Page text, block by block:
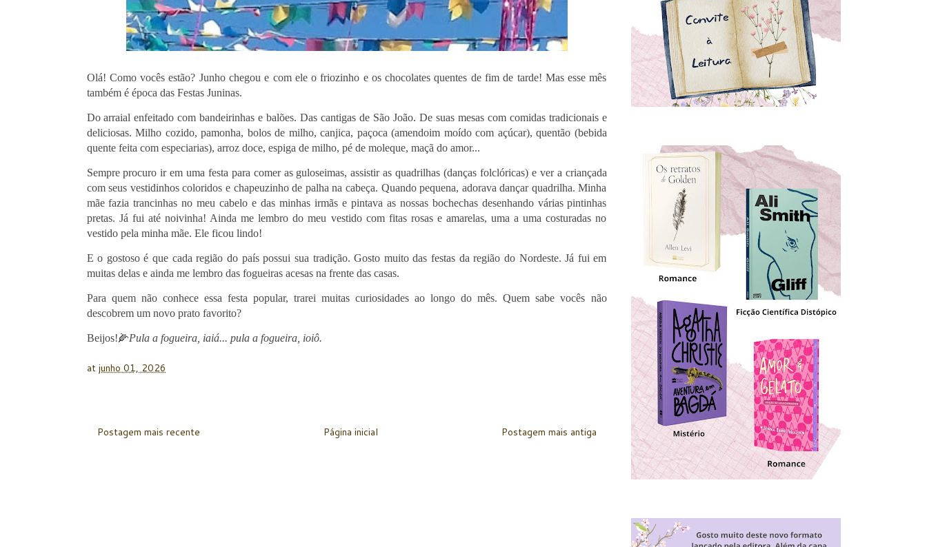
Olá! Como vocês estão? Junho chegou e com ele o friozinho e os chocolates quentes de fim de tarde! Mas esse mês
também é época das Festas Juninas.
Do arraial enfeitado com bandeirinhas e balões. Das cantigas de São João. De suas mesas com comidas tradicionais e
deliciosas. Milho cozido, pamonha, bolos de milho, canjica, paçoca (amendoim moído com açúcar), quentão (bebida
quente feita com especiarias), arroz doce, espiga de milho, pé de moleque, maçã do amor...
Sempre procuro ir em uma festa para comer as guloseimas, assistir as quadrilhas (danças folclóricas) e ver a criançada
com seus vestidinhos coloridos e chapeuzinho de palha na cabeça. Quando pequena, adorava dançar quadrilha. Minha
mãe fazia trancinhas no meu cabelo e das minhas irmãs e pintava as nossas bochechas desenhando várias pintinhas
pretas. Já fui até noivinha! Ainda me lembro do meu vestido com fitas rosas e amarelas, uma a uma costuradas no
vestido pela minha mãe. Ele ficou lindo!
E o gostoso é que cada região do país possui sua tradição. Gosto muito das festas da região do Nordeste. Já fui em
muitas delas e ainda me lembro das fogueiras acesas na frente das casas.
Para quem não conhece essa festa popular, trarei muitas curiosidades ao longo do mês. Quem sabe vocês não
descobrem um novo prato favorito?
Beijos!🌽Pula a fogueira, iaiá... pula a fogueira, ioiô.
at junho 01, 2026
Postagem mais recente Postagem mais antiga
Página inicial